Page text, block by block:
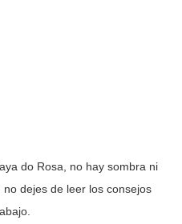
do Rosa, no hay sombra ni
dejes de leer los consejos